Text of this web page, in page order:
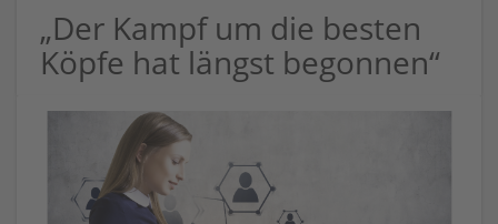
„Der Kampf um die besten
Köpfe hat längst begonnen“